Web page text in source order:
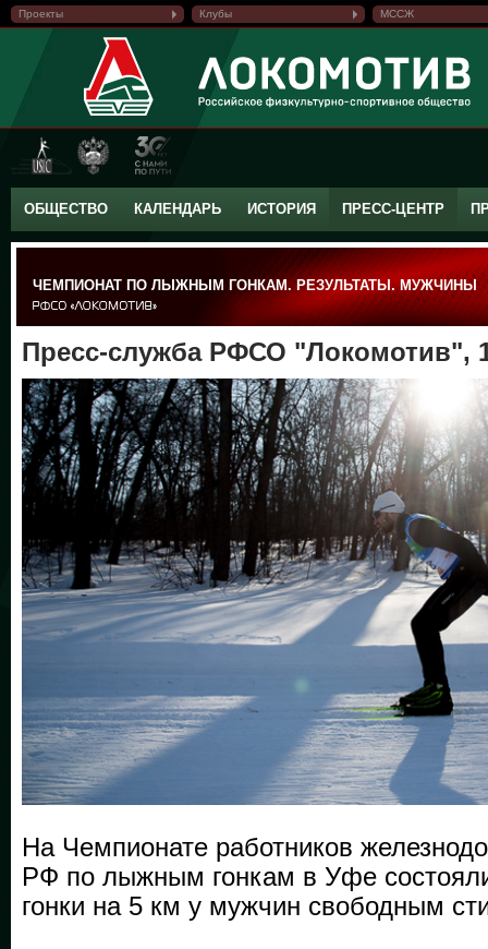
Проекты Клубы МССЖ
ОБЩЕСТВО КАЛЕНДАРЬ ИСТОРИЯ ПРЕСС-ЦЕНТР
ЧЕМПИОНАТ ПО ЛЫЖНЫМ ГОНКАМ. РЕЗУЛЬТАТЫ. МУЖЧИНЫ
Пресс-служба РФСО "Локомотив",
На Чемпионате работников
РФ по лыжным гонкам в Уфе
гонки на 5 км у мужчин свободным